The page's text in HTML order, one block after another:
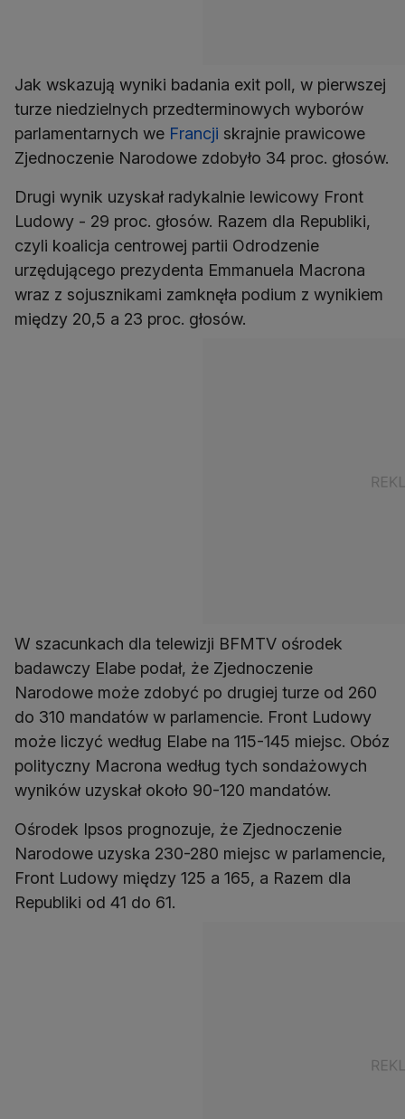
Jak wskazują wyniki badania exit poll, w pierwszej
turze niedzielnych przedterminowych wyborów
parlamentarnych we Francji skrajnie prawicowe
Zjednoczenie Narodowe zdobyło 34 proc. głosów.
Drugi wynik uzyskał radykalnie lewicowy Front
Ludowy - 29 proc. głosów. Razem dla Republiki,
czyli koalicja centrowej partii Odrodzenie
urzędującego prezydenta Emmanuela Macrona
wraz z sojusznikami zamknęła podium z wynikiem
między 20,5 a 23 proc. głosów.
W szacunkach dla telewizji BFMTV ośrodek
badawczy Elabe podał, że Zjednoczenie
Narodowe może zdobyć po drugiej turze od 260
do 310 mandatów w parlamencie. Front Ludowy
może liczyć według Elabe na 115-145 miejsc. Obóz
polityczny Macrona według tych sondażowych
wyników uzyskał około 90-120 mandatów.
Ośrodek Ipsos prognozuje, że Zjednoczenie
Narodowe uzyska 230-280 miejsc w parlamencie,
Front Ludowy między 125 a 165, a Razem dla
Republiki od 41 do 61.